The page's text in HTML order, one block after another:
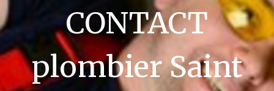
CONTACT
plombier Saint